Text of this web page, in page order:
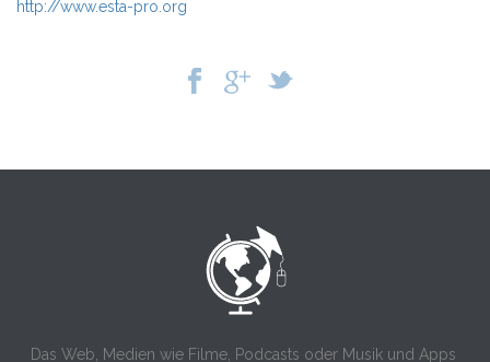
http://www.esta-pro.org
Das Web, Medien wie Filme, Podcasts oder Musik und Apps